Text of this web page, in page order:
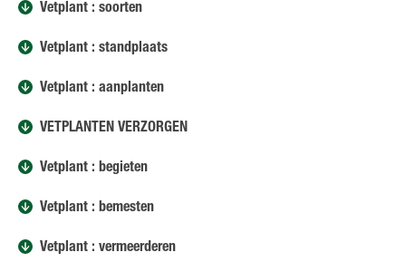
Vetplant : soorten
Vetplant : standplaats
Vetplant : aanplanten
VETPLANTEN VERZORGEN
Vetplant : begieten
Vetplant : bemesten
Vetplant : vermeerderen